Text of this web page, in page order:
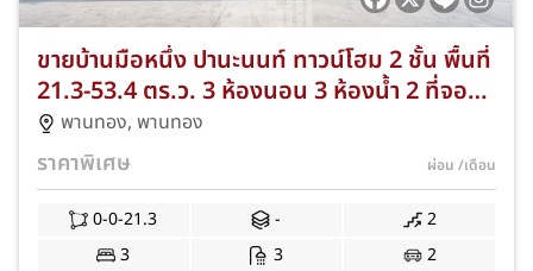
ขายบ้านมือหนึ่ง ปานะนนท์ ทาวน์โฮม 2 ชั้น พื้นที่
21.3-53.4 ตร.ว. 3 ห้องนอน 3 ห้องน้ำ 2 ที่จอด
รถ ทำเลพานทอง-อมตะนคร จังหวัดชลบุรี พร้อม
โปรโมชั่นของแถมครบ JS-102
พานทอง, พานทอง
ราคาพิเศษ ผ่อน /เดือน
0-0-21.3 -
2
3
3 2